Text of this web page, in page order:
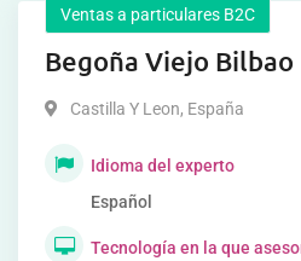
Ventas a particulares B2C
Begoña Viejo Bilbao
Castilla Y Leon, España
Idioma del experto
Español
Tecnología en la que